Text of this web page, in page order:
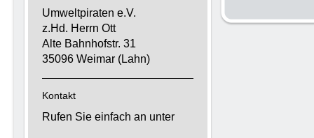
Umweltpiraten e.V.
z.Hd. Herrn Ott
Alte Bahnhofstr. 31
35096 Weimar (Lahn)
Kontakt
Rufen Sie einfach an unter